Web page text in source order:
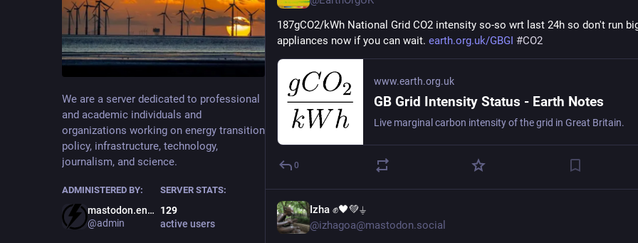
We are a server dedicated to professional
and academic individuals and
organizations working on energy transition
policy, infrastructure, technology,
journalism, and science.
ADMINISTERED BY:
mastodon.energy
@admin
SERVER STATS:
129
active users
187gCO2/kWh National Grid CO2 intensity so-so wrt last 24h so don't run
appliances now if you can wait. earth.org.uk/GBGI #CO2
www.earth.org.uk
GB Grid Intensity Status - Earth Notes
Live marginal carbon intensity of the grid in Great Britain.
0
Izha ✊🖤💚⏚
@izhagoa@mastodon.social